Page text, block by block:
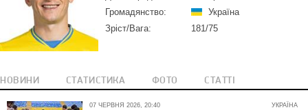
Громадянство:
Україна
Зріст/Вага:
181/75
НОВИНИ СТАТИСТИКА ФОТО СТАТТІ
УКРАЇНА
07 ЧЕРВНЯ 2026, 20:40